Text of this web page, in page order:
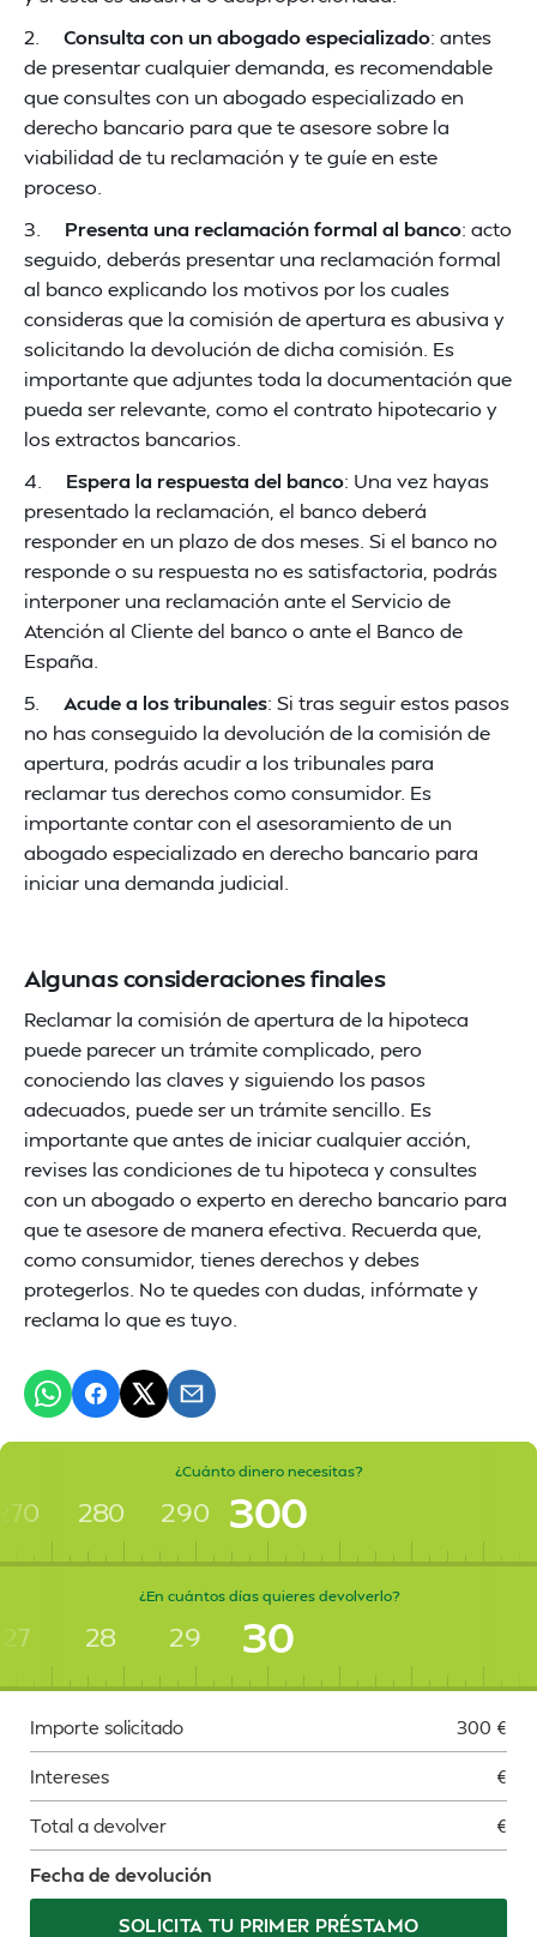
2. Consulta con un abogado especializado: antes
de presentar cualquier demanda, es recomendable
que consultes con un abogado especializado en
derecho bancario para que te asesore sobre la
viabilidad de tu reclamación y te guíe en este
proceso.
3. Presenta una reclamación formal al banco: acto
seguido, deberás presentar una reclamación formal
al banco explicando los motivos por los cuales
consideras que la comisión de apertura es abusiva y
solicitando la devolución de dicha comisión. Es
importante que adjuntes toda la documentación que
pueda ser relevante, como el contrato hipotecario y
los extractos bancarios.
4. Espera la respuesta del banco: Una vez hayas
presentado la reclamación, el banco deberá
responder en un plazo de dos meses. Si el banco no
responde o su respuesta no es satisfactoria, podrás
interponer una reclamación ante el Servicio de
Atención al Cliente del banco o ante el Banco de
España.
5. Acude a los tribunales: Si tras seguir estos pasos
no has conseguido la devolución de la comisión de
apertura, podrás acudir a los tribunales para
reclamar tus derechos como consumidor. Es
importante contar con el asesoramiento de un
abogado especializado en derecho bancario para
iniciar una demanda judicial.
Algunas consideraciones finales
Reclamar la comisión de apertura de la hipoteca
puede parecer un trámite complicado, pero
conociendo las claves y siguiendo los pasos
adecuados, puede ser un trámite sencillo. Es
importante que antes de iniciar cualquier acción,
revises las condiciones de tu hipoteca y consultes
con un abogado o experto en derecho bancario para
que te asesore de manera efectiva. Recuerda que,
como consumidor, tienes derechos y debes
protegerlos. No te quedes con dudas, infórmate y
reclama lo que es tuyo.
¿Cuánto dinero necesitas?
280 290 300
¿En cuántos días quieres devolverlo?
27 28 29 30
Importe solicitado 300 €
Intereses €
Total a devolver €
Fecha de devolución
SOLICITA TU PRIMER PRÉSTAMO